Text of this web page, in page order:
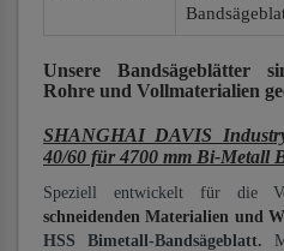
Unsere Bandsägeblätter
Rohre und Vollmaterialien
SHANGHAI DAVIS
40/60 für 4700 mm Bi-Metall
Speziell entwickelt für die
schneidenden Materialien und
HSS Bimetall-Bandsägeblatt.